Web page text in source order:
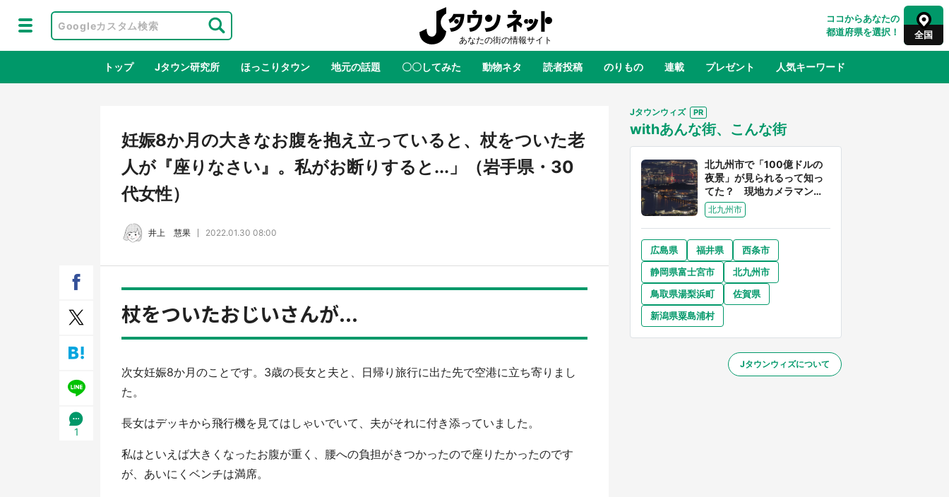
ココからあなたの
都道府県を選択！
全国
全国 全国
東北 青森 岩手 宮城 山形 福島
関東 茨城 栃木 群馬 千葉 東京 神奈川
奈良 和歌山
山口
大分 宮崎
トップ Jタウン研究所 ほっこりタウン 地元の話題 〇〇してみた 動物ネタ 読者投稿 のりもの 連載 プレゼント 人気キーワード
地域×二次元 絶景 あの時はありがとう 物語がはじまる町へ ふるさと納税
が生産されてます【7／31～1／31】
ラボ、本邦初公開の「猫猫像」も【8
／1～10／26】
『小林さんちのメイドラゴン』と舞台
のモデル・越谷がコラボ 田んぼアー
トの見頃にあわせて企画続々【7／31
～】
妊娠8か月の大きなお腹を抱え立っていると、杖をついた老
人が『座りなさい』。私がお断りすると...」（岩手県・30
代女性）
井上 慧果 2022.01.30 08:00
1
杖をついたおじいさんが...
次女妊娠8か月のことです。3歳の長女と夫と、日帰り旅行に出た先で空港に立ち寄りまし
た。
長女はデッキから飛行機を見てはしゃいでいて、夫がそれに付き添っていました。
私はといえば大きくなったお腹が重く、腰への負担がきつかったので座りたかったのです
が、あいにくベンチは満席。
Jタウンウィズ
withあんな街、こんな街
北九州市で「100億ドルの
夜景」が見られるって知っ
てた？ 現地カメラマンに
聞く、きらめく光を捉える
方法
北九州市
広島県 福井県
西条市
静岡県富士宮市
北九州市
鳥取県湯梨浜町
佐賀県
新潟県粟島浦村
Jタウンウィズについて